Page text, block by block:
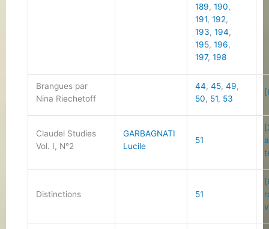
189,190,
191,192,
193,194,
195,196,
197,198
Brangues par
Nina Riechetoff
44,45,49,
50, 51, 53
Claudel Studies
Vol. I, N°2
GARBAGNATI
Lucile
51
Distinctions 51